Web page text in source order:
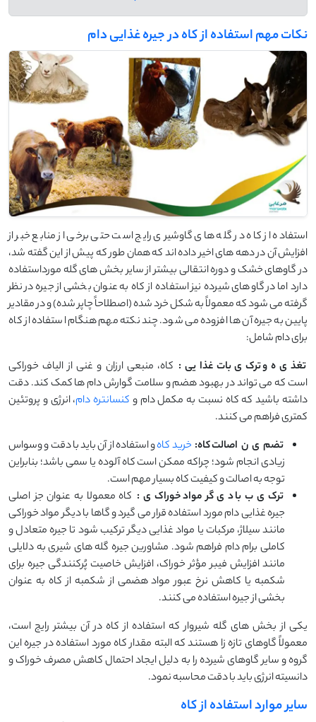
نکات مهم استفاده از کاه در جیره غذایی دام
استفاده از کاه در گله های گاوشیری رایج است حتی برخی از منابع خبر از
افزایش آن در دهه های اخیر داده اند که همان طور که پیش از این گفته شد،
در گاوهای خشک و دوره انتقالی بیشتر از سایر بخش های گله مورداستفاده
دارد اما در گاوهای شیرده نیز استفاده از کاه به عنوان بخشی از جیره در نظر
گرفته می شود که معمولاً به شکل خرد شده (اصطلاحاً چاپر شده) و در مقادیر
پایین به جیره آن ها افزوده می شود. چند نکته مهم هنگام استفاده از کاه
برای دام شامل:
تغذ ی ه و ترک یبات غذا یی : کاه، منبعی ارزان و غنی از الیاف خوراکی
است که می تواند در بهبود هضم و سلامت گوارش دام ها کمک کند. دقت
داشته باشید که کاه نسبت به مکمل دام و کنسانتره دام، انرژی و پروتئین
کمتری فراهم می کنند.
تضم ی ن اصالت کاه: خرید کاهو استفاده از آن باید با دقت و وسواس
زیادی انجام شود؛ چراکه ممکن است کاه آلوده یا سمی باشد؛ بنابراین
توجه به اصالت و کیفیت کاه بسیار مهم است.
ترک ی ب با د یگر مواد خوراک ی : کاه معمولا به عنوان جز اصلی
جیره غذایی دام مورد استفاده قرار می گیرد و گاها با دیگر مواد خوراکی
مانند سیلاژ، مرکبات یا مواد غذایی دیگر ترکیب شود تا جیره متعادل و
کاملی برام دام فراهم شود. مشاورین جیره گله های شیری به دلایلی
مانند افزایش فیبر مؤثر خوراک، افزایش خاصیت پُرکنندگی جیره برای
شکمبه یا کاهش نرخ عبور مواد هضمی از شکمبه از کاه به عنوان
بخشی از جیره استفاده می کنند.
یکی از بخش های گله شیروار که استفاده از کاه در آن بیشتر رایج است،
معمولاً گاوهای تازه زا هستند که البته مقدار کاه مورد استفاده در جیره این
گروه و سایر گاوهای شیرده را به دلیل ایجاد احتمال کاهش مصرف خوراک و
دانسیته انرژی باید با دقت محاسبه نمود.
سایر موارد استفاده از کاه